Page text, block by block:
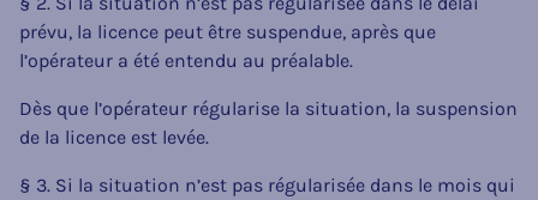
prévu, la licence peut être suspendue, après que
l’opérateur a été entendu au préalable.
Dès que l’opérateur régularise la situation, la suspension
de la licence est levée.
§ 3. Si la situation n’est pas régularisée dans le mois qui